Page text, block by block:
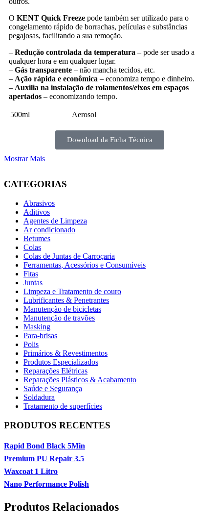
O KENT Quick Freeze pode também ser utilizado para o
congelamento rápido de borrachas, películas e substâncias
pegajosas, facilitando a sua remoção.
– Redução controlada da temperatura – pode ser usado a
qualquer hora e em qualquer lugar.
– Gás transparente – não mancha tecidos, etc.
– Ação rápida e econômica – economiza tempo e dinheiro.
– Auxilia na instalação de rolamentos/eixos em espaços
apertados – economizando tempo.
500ml Aerosol
Download da Ficha Técnica
Mostrar Mais
CATEGORIAS
Abrasivos
Aditivos
Agentes de Limpeza
Ar condicionado
Betumes
Colas
Colas de Juntas de Carroçaria
Ferramentas, Acessórios e Consumíveis
Fitas
Juntas
Limpeza e Tratamento de couro
Lubrificantes & Penetrantes
Manutenção de bicicletas
Manutenção de travões
Masking
Para-brisas
Polis
Primários & Revestimentos
Produtos Especializados
Reparações Elétricas
Reparações Plásticos & Acabamento
Saúde e Segurança
Soldadura
Tratamento de superfícies
PRODUTOS RECENTES
Rapid Bond Black 5Min
Premium PU Repair 3.5
Waxcoat 1 Litro
Nano Performance Polish
Produtos Relacionados